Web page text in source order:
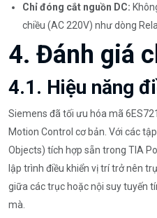
Chỉ đóng cắt nguồn DC:
chiều (AC 220V) như dòng
4. Đánh giá
4.1. Hiệu năng
Siemens đã tối ưu hóa mã
Motion Control cơ bản. Với các
Objects) tích hợp sẵn trong TIA
lập trình điều khiển vị trí trở nên
giữa các trục hoặc nội suy tuyến
mà.